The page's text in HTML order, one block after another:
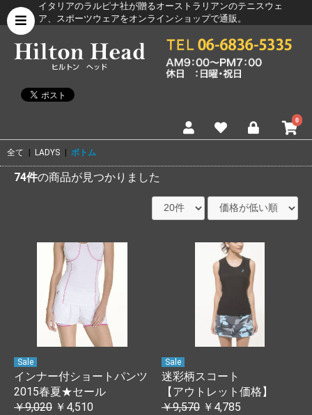
イタリアのラルピナ社が贈るオーストラリアンのテニスウェ
ア、スポーツウェアをオンラインショップで通販。
0
全て LADYS ボトム
74件の商品が見つかりました
Sale
インナー付ショートパンツ
2015春夏★セール
￥9,020 ￥4,510
Sale
迷彩柄スコート
【アウトレット価格】
￥9,570 ￥4,785